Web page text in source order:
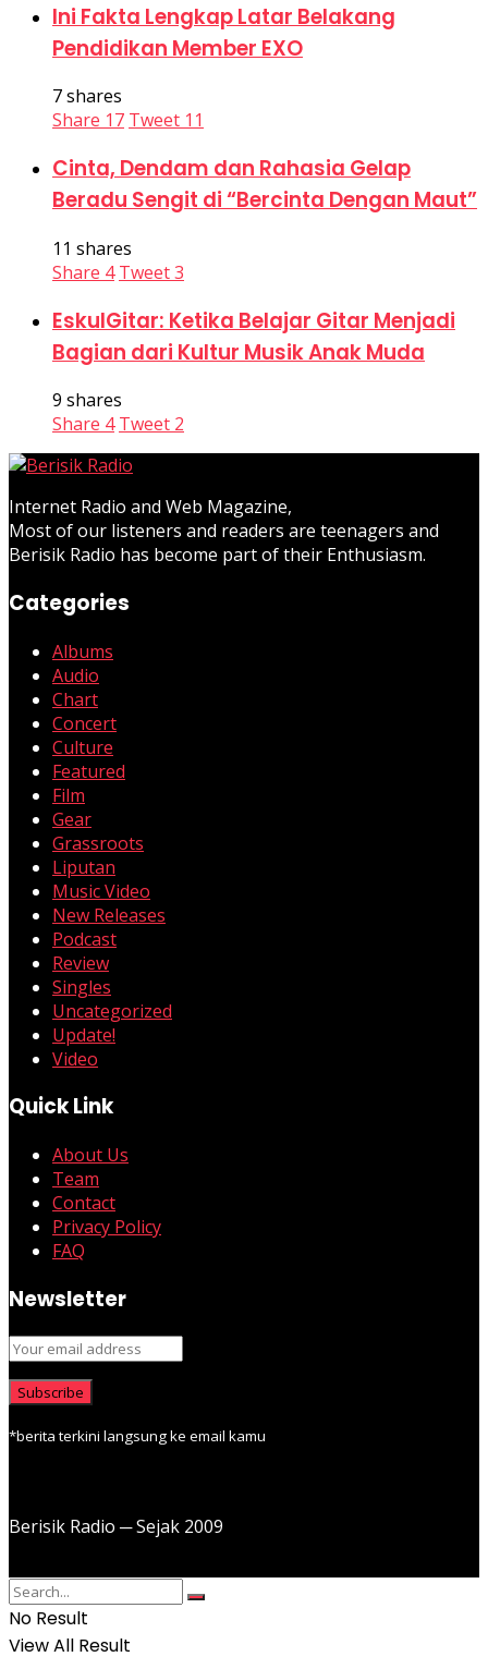
Ini Fakta Lengkap Latar Belakang
Pendidikan Member EXO
7 shares
Share 17 Tweet 11
Cinta, Dendam dan Rahasia Gelap
Beradu Sengit di “Bercinta Dengan Maut”
11 shares
Share 4 Tweet3
EskulGitar: Ketika Belajar Gitar Menjadi
Bagian dari Kultur Musik Anak Muda
9 shares
Share 4 Tweet 2
Internet Radio and Web Magazine,
Most of our listeners and readers are teenagers and
Berisik Radio has become part of their Enthusiasm.
Categories
Albums
Audio
Chart
Concert
Culture
Featured
Film
Gear
Grassroots
Liputan
Music Video
New Releases
Podcast
Review
Singles
Uncategorized
Update!
Video
Quick Link
About Us
Team
Contact
Privacy Policy
FAQ
Newsletter
*berita terkini langsung ke email kamu
Berisik Radio ─ Sejak 2009
No Result
View All Result